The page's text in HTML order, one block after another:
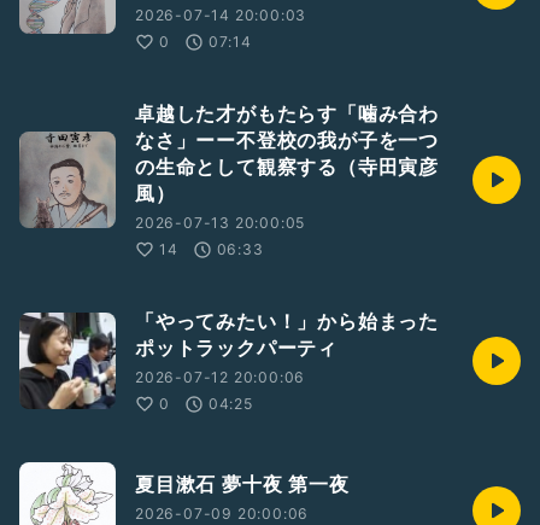
2026-07-14 20:00:03
0
07:14
卓越した才がもたらす「噛み合わ
なさ」ーー不登校の我が子を一つ
の生命として観察する（寺田寅彦
風）
2026-07-13 20:00:05
14
06:33
「やってみたい！」から始まった
ポットラックパーティ
2026-07-12 20:00:06
0
04:25
夏目漱石 夢十夜 第一夜
2026-07-09 20:00:06